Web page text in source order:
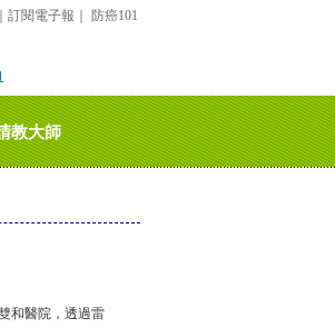
訂閱電子報 防癌101
教大師
和醫院，透過雷